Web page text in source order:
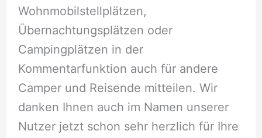
Wohnmobilstellplätzen,
Übernachtungsplätzen oder
Campingplätzen in der
Kommentarfunktion auch für andere
Camper und Reisende mitteilen. Wir
danken Ihnen auch im Namen unserer
Nutzer jetzt schon sehr herzlich für Ihre